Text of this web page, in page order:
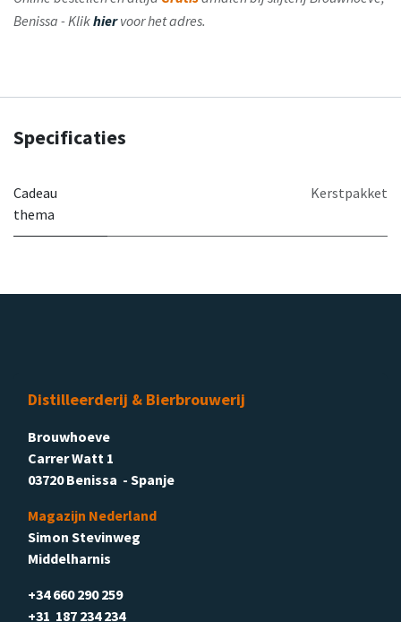
Benissa - Klikhiervoor het adres.
Specificaties
Cadeau
thema
Kerstpakket
Distilleerderij & Bierbrouwerij
Brouwhoeve
Carrer Watt 1
03720 Benissa - Spanje
Magazijn Nederland
Simon Stevinweg
Middelharnis
+34 660 290 259
+31 187 234 234